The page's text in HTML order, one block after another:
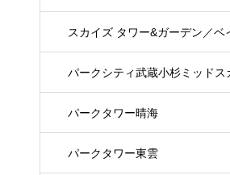
スカイズ タワー&ガーデン／ベ
パークシティ武蔵小杉ミッドス
パークタワー晴海
パークタワー東雲